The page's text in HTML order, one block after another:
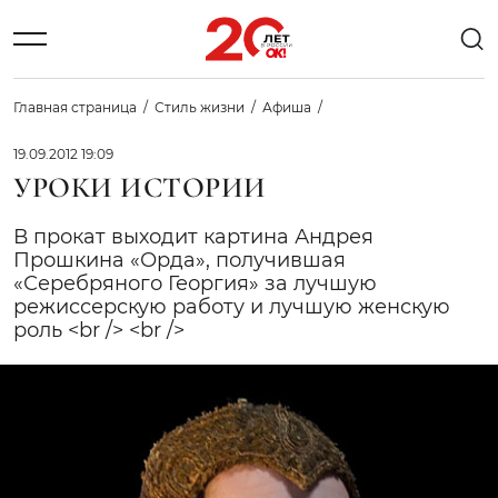
Главная страница Стиль жизни Афиша
19.09.2012 19:09
УРОКИ ИСТОРИИ
В прокат выходит картина Андрея
Прошкина «Орда», получившая
«Серебряного Георгия» за лучшую
режиссерскую работу и лучшую женскую
роль <br /> <br />